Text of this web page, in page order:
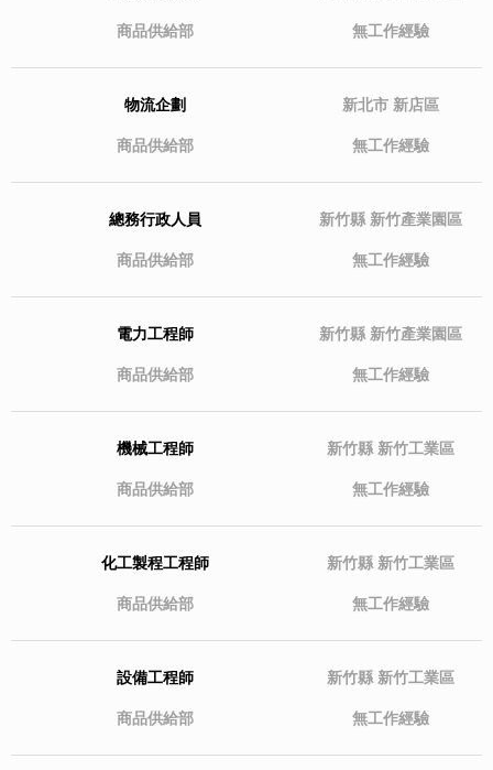
商品供給部 無工作經驗
物流企劃 新北市 新店區
商品供給部 無工作經驗
總務行政人員 新竹縣 新竹產業園區
商品供給部 無工作經驗
電力工程師 新竹縣 新竹產業園區
商品供給部 無工作經驗
機械工程師 新竹縣 新竹工業區
商品供給部 無工作經驗
化工製程工程師 新竹縣 新竹工業區
商品供給部 無工作經驗
設備工程師 新竹縣 新竹工業區
商品供給部 無工作經驗